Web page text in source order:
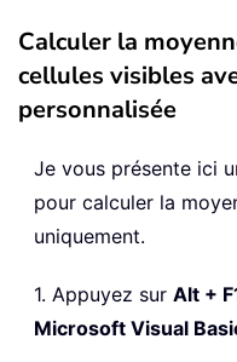
Calculer la
cellules visibles
personnalisée
Je vous présente ici
pour calculer la
uniquement.
1. Appuyez sur Alt +
Microsoft Visual